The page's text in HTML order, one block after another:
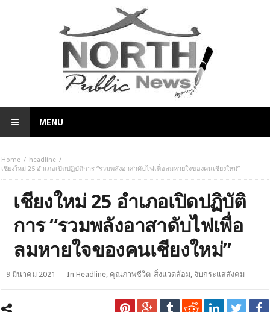
MENU
Home
headline
เชียงใหม่ 25 อำเภอเปิดปฏิบัติการ “รวมพลังอาสาดับไฟเพื่อลมหายใจของคนเชียงใหม่”
เชียงใหม่ 25 อำเภอเปิดปฏิบัติ
การ “รวมพลังอาสาดับไฟเพื่อ
ลมหายใจของคนเชียงใหม่”
- 9 มีนาคม 2021 - InHeadline, คุณภาพชีวิต-สิ่งแวดล้อม, จับกระแสสังคม